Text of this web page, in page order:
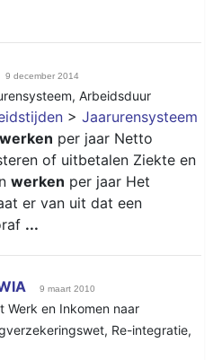
9 december 2014
, Arbeidsduur
> Jaarurensysteem
werken per jaar Netto
of uitbetalen Ziekte en
werken per jaar Het
er van uit dat een
...
9 maart 2010
Werk en Inkomen naar
, Re-integratie,